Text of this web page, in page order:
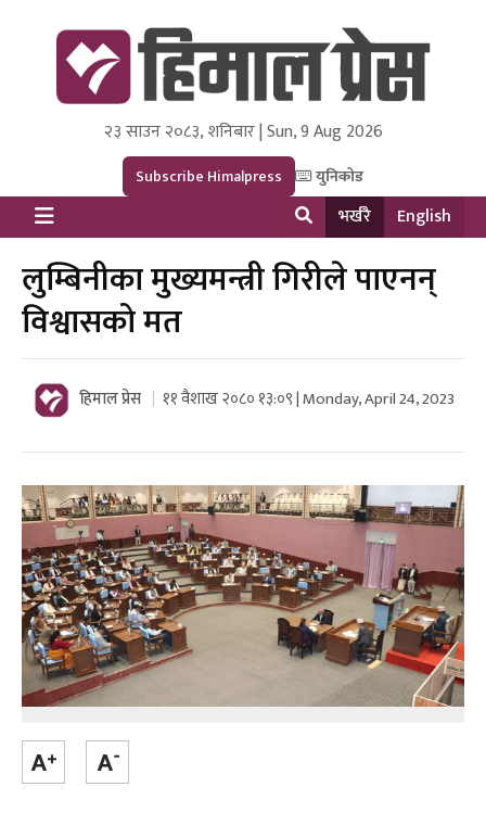
Himal Press
Dot NewsyNepal Media and Research Pvt Ltd.
२३ साउन २०८३, शनिबार | Sun, 9 Aug 2026
Subscribe Himalpress युनिकोड
भर्खरै English
लुम्बिनीका मुख्यमन्त्री गिरीले पाएनन्
विश्वासको मत
हिमाल प्रेस ११ वैशाख २०८० १३:०९ | Monday, April 24, 2023